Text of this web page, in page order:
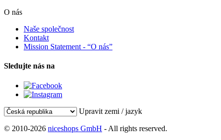
O nás
Naše společnost
Kontakt
Mission Statement - “O nás”
Sledujte nás na
Upravit zemi / jazyk
© 2010-2026 niceshops GmbH - All rights reserved.